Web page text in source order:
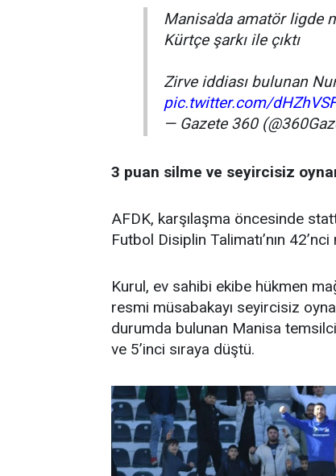
Manisa'da amatör ligde
Kürtçe şarkı ile çıktı
Zirve iddiası bulunan
pic.twitter.com/
— Gazete 360
3 puan silme ve seyircisiz
AFDK, karşılaşma öncesinde
Futbol Disiplin Talimatı’nın
Kurul, ev sahibi ekibe hükmen
resmi müsabakayı seyircisiz
durumda bulunan Manisa
ve 5’inci sıraya düştü.